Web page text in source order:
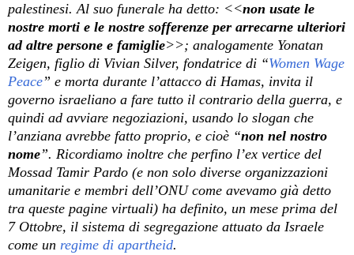
palestinesi. Al suo funerale ha detto: <<non usate le
nostre morti e le nostre sofferenze per arrecarne ulteriori
ad altre persone e famiglie>>; analogamente Yonatan
Zeigen, figlio di Vivian Silver, fondatrice di “Women Wage
Peace” e morta durante l’attacco di Hamas, invita il
governo israeliano a fare tutto il contrario della guerra, e
quindi ad avviare negoziazioni, usando lo slogan che
l’anziana avrebbe fatto proprio, e cioè “non nel nostro
nome”. Ricordiamo inoltre che perfino l’ex vertice del
Mossad Tamir Pardo (e non solo diverse organizzazioni
umanitarie e membri dell’ONU come avevamo già detto
tra queste pagine virtuali) ha definito, un mese prima del
7 Ottobre, il sistema di segregazione attuato da Israele
come un regime di apartheid.